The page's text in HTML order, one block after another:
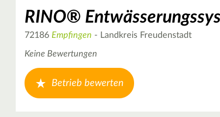
RINO®
72186 Empfingen - Landkreis Freudenstadt
Keine Bewertungen
Betrieb bewerten